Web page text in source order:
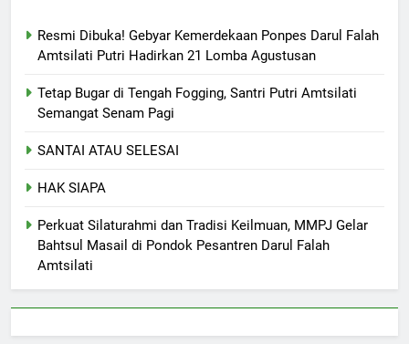
Resmi Dibuka! Gebyar Kemerdekaan Ponpes Darul Falah
Amtsilati Putri Hadirkan 21 Lomba Agustusan
Tetap Bugar di Tengah Fogging, Santri Putri Amtsilati
Semangat Senam Pagi
SANTAI ATAU SELESAI
HAK SIAPA
Perkuat Silaturahmi dan Tradisi Keilmuan, MMPJ Gelar
Bahtsul Masail di Pondok Pesantren Darul Falah
Amtsilati